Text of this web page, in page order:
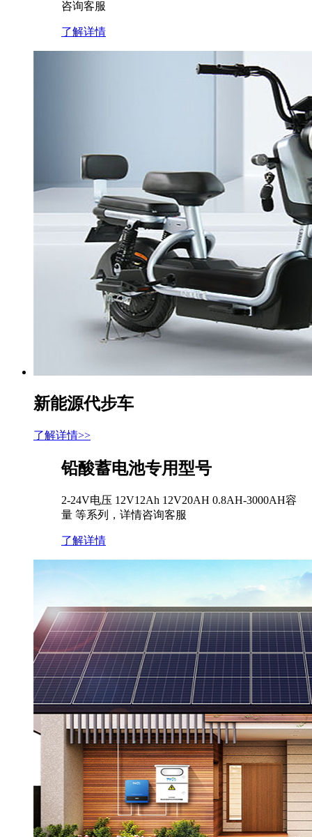
咨询客服
了解详情
新能源代步车
了解详情>>
铅酸蓄电池专用型号
2-24V电压 12V12Ah 12V20AH 0.8AH-3000AH容
量 等系列，详情咨询客服
了解详情